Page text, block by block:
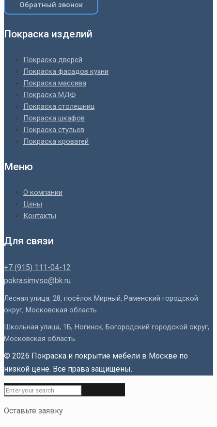
Обратный звонок
Покраска изделий
Покраска дверей
Покраска фасадов кухни
Покраска массива
Покраска МДФ
Покраска столешниц
Покраска шкафов
Покраска стульев
Покраска кроватей
Меню
О компании
Цены
Контакты
Для связи
+7 (915) 111-04-12
pokrasimvse@bk.ru
Лесная улица, 28, посёлок Мирный, Раменский городской
округ, Московская область.
Школьная улица, 1Б, Ногинск, Богородский городской округ,
Московская область.
© 2026 Покраска и покрытие мебели в Москве по
низкой цене. Все права защищены.
Оставьте заявку